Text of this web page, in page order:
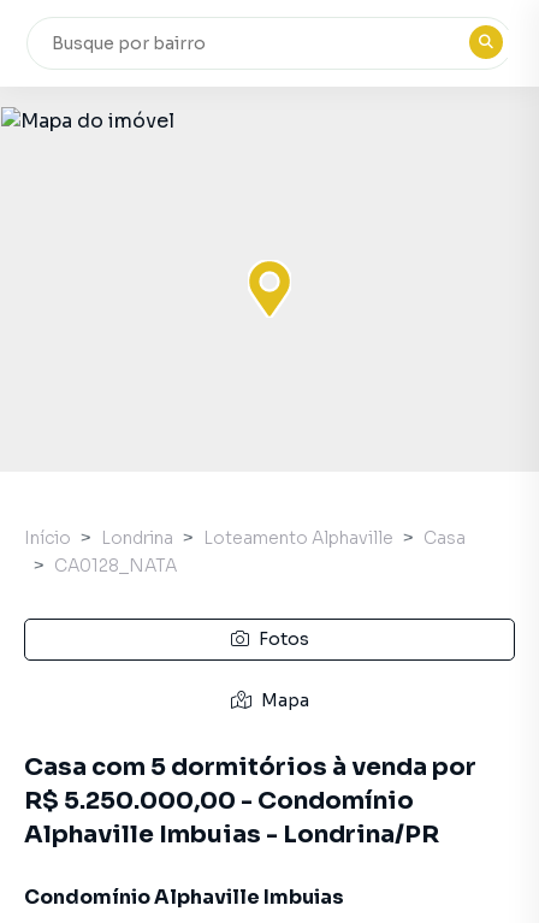
Início Londrina Loteamento Alphaville
Casa
CA0128_NATA
Fotos
Mapa
Casa com 5 dormitórios à venda por
R$ 5.250.000,00 - Condomínio
Alphaville Imbuias - Londrina/PR
Condomínio Alphaville Imbuias